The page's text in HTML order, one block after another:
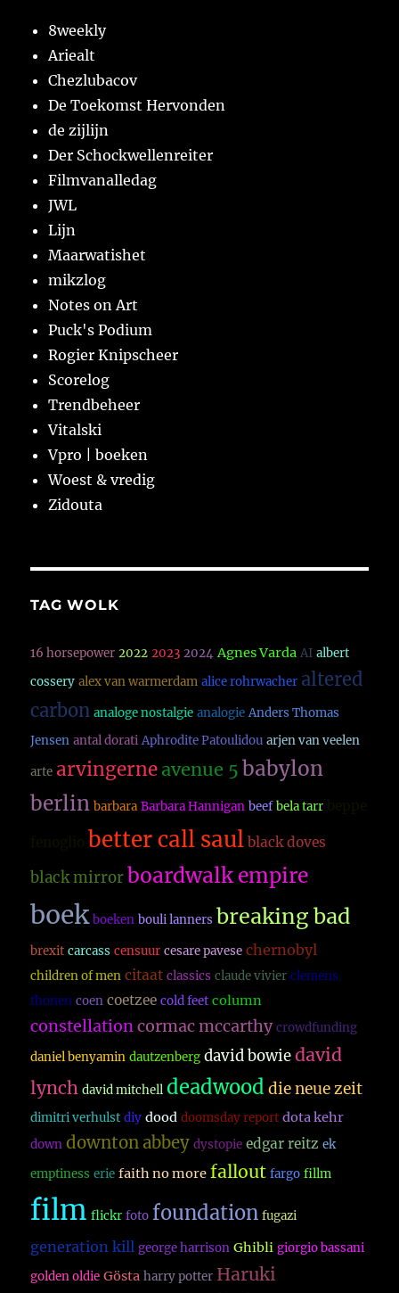
8weekly
Ariealt
Chezlubacov
De Toekomst Hervonden
de zijlijn
Der Schockwellenreiter
Filmvanalledag
JWL
Lijn
Maarwatishet
mikzlog
Notes on Art
Puck's Podium
Rogier Knipscheer
Scorelog
Trendbeheer
Vitalski
Vpro | boeken
Woest & vredig
Zidouta
TAG WOLK
16 horsepower 2022 2023 2024 Agnes Varda AI albert
cossery alex van warmerdam alice rohrwacher altered
carbon analoge nostalgie analogie Anders Thomas
Jensen antal dorati Aphrodite Patoulidou arjen van veelen
arte arvingerne avenue 5 babylon
berlin barbara Barbara Hannigan beef bela tarr
better call saul black doves
black mirror boardwalk empire
boek boeken bouli lanners breaking bad
brexit carcass censuur cesare pavese chernobyl
children of men citaat classics claude vivier clemens
thonen coen coetzee cold feet column
constellationcormac mccarthy crowdfunding
daniel benyamin dautzenberg david bowie david
lynch david mitchell deadwood die neue zeit
dimitri verhulst diy dood doomsday report dota kehr
down downton abbey dystopie edgar reitz ek
emptiness erie faith no more fallout fargo fillm
film flickr foto foundation fugazi
generation kill george harrison Ghibli giorgio bassani
golden oldie Gösta harry potter Haruki